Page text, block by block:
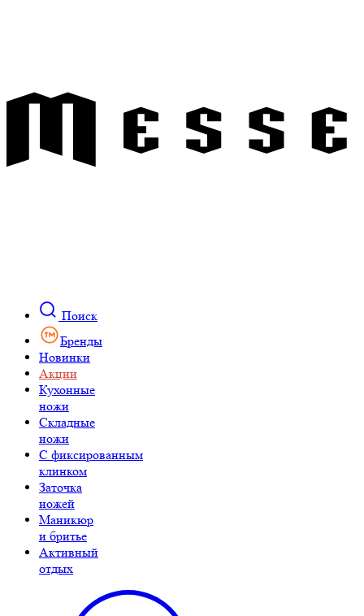
Поиск
Бренды
Новинки
Акции
Кухонные
ножи
Складные
ножи
C фиксированным
клинком
Заточка
ножей
Маникюр
и бритье
Активный
отдых